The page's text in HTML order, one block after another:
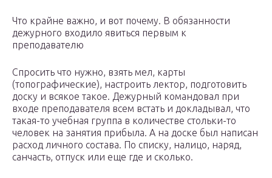
Что крайне важно, и вот почему. В обязанности
дежурного входило явиться первым к
преподавателю
Спросить что нужно, взять мел, карты
(топографические), настроить лектор, подготовить
доску и всякое такое. Дежурный командовал при
входе преподавателя всем встать и докладывал, что
такая-то учебная группа в количестве стольки-то
человек на занятия прибыла. А на доске был написан
расход личного состава. По списку, налицо, наряд,
санчасть, отпуск или еще где и сколько.